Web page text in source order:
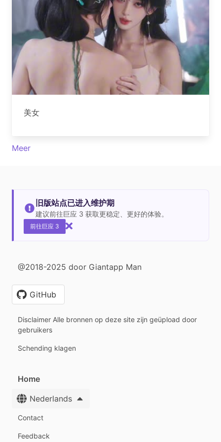
美女
Meer
旧版站点已进入维护期
建议前往巨应 3 获取更稳定、更好的体验。
前往巨应 3
@2018-2025 door Giantapp Man
GitHub
Disclaimer Alle bronnen op deze site zijn geüpload door
gebruikers
Schending klagen
Home
Nederlands
Contact
Feedback